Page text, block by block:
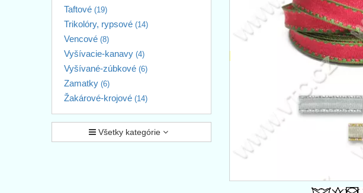
Taftové (19)
Trikolóry, rypsové (14)
Vencové (8)
Vyšívacie-kanavy (4)
Vyšívané-zúbkové (6)
Zamatky (6)
Žakárové-krojové (14)
Všetky kategórie